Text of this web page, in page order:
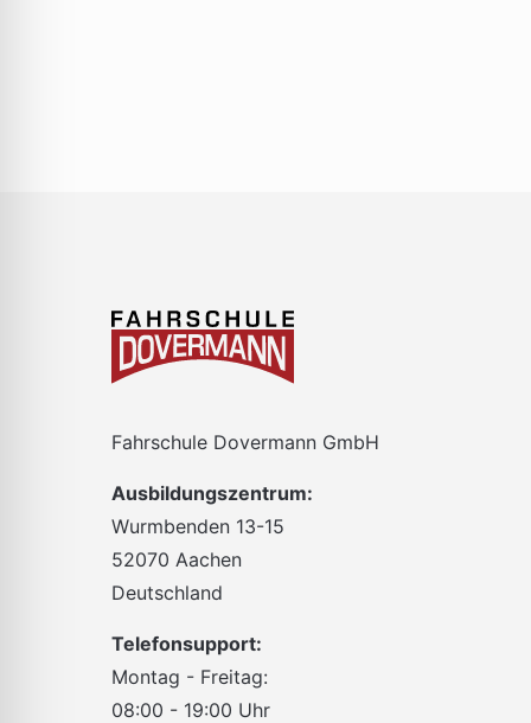
Fahrschule Dovermann GmbH
Ausbildungszentrum:
Wurmbenden 13-15
52070 Aachen
Deutschland
Telefonsupport:
Montag - Freitag:
08:00 - 19:00 Uhr